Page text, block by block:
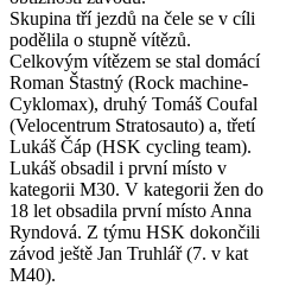
Skupina tří jezdů na čele se v cíli
podělila o stupně vítězů.
Celkovým vítězem se stal domácí
Roman Štastný (Rock machine-
Cyklomax), druhý Tomáš Coufal
(Velocentrum Stratosauto) a, třetí
Lukáš Čáp (HSK cycling team).
Lukáš obsadil i první místo v
kategorii M30. V kategorii žen do
18 let obsadila první místo Anna
Ryndová. Z týmu HSK dokončili
závod ještě Jan Truhlář (7. v kat
M40).